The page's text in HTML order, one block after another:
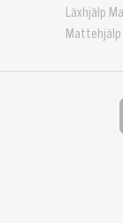
Läxhjälp
Mattehjälp